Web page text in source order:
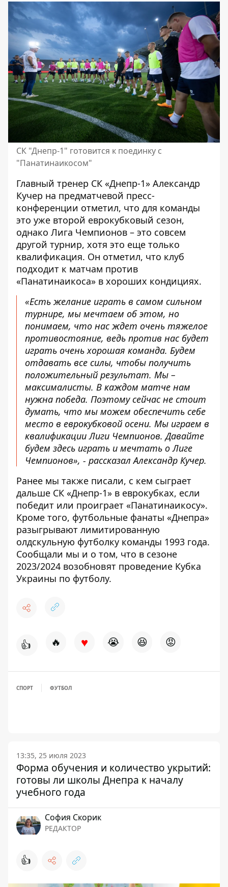
СК "Днепр-1" готовится к поединку с
"Панатинаикосом"
Главный тренер СК «Днепр-1» Александр
Кучер на предматчевой пресс-
конференции отметил, что для команды
это уже второй еврокубковый сезон,
однако Лига Чемпионов – это совсем
другой турнир, хотя это еще только
квалификация. Он отметил, что клуб
подходит к матчам против
«Панатинаикоса» в хороших кондициях.
«Есть желание играть в самом сильном
турнире, мы мечтаем об этом, но
понимаем, что нас ждет очень тяжелое
противостояние, ведь против нас будет
играть очень хорошая команда. Будем
отдавать все силы, чтобы получить
положительный результат. Мы –
максималисты. В каждом матче нам
нужна победа. Поэтому сейчас не стоит
думать, что мы можем обеспечить себе
место в еврокубковой осени. Мы играем в
квалификации Лиги Чемпионов. Давайте
будем здесь играть и мечтать о Лиге
Чемпионов», - рассказал Александр Кучер.
Ранее мы также писали, с кем сыграет
дальше СК «Днепр-1» в еврокубках, если
победит или проиграет «Панатинаикосу».
Кроме того, футбольные фанаты «Днепра»
разыгрывают лимитированную
олдскульную футболку команды 1993 года.
Сообщали мы и о том, что в сезоне
2023/2024 возобновят проведение Кубка
Украины по футболу.
👍 🔥 ♥ 😭 😆 😡
СПОРТ ФУТБОЛ
13:35, 25 июля 2023
Форма обучения и количество укрытий:
готовы ли школы Днепра к началу
учебного года
София Скорик
РЕДАКТОР
👍